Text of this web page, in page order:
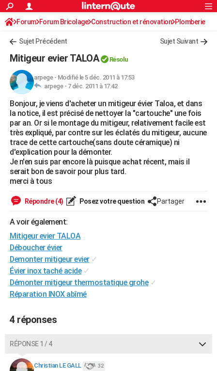
ACTUALITÉS
Politique
Société
Faits Divers
Education
Monde
Villes
+
FINANCE
Retraite
Impôts
Epargne
Immobilier
Risques naturels par ville
Banque
Assurance
Crédit
AUTO
Essais
Réserver un essai
Citadines
Berlines
SUV
Forum auto
+HIGH-TECH
Mobiles
Meilleur smartphone
Internet
Ordinateurs
Jeux vidéo
Guide high-tech
+BRICOLAGE
Forum
Aménagement intérieur
Extérieur
Cuisine
Salle de bains
Jardinage
Rangement
WEEK-END
Guides de France
Escapades
Patrimoine
Expositions
Musées
Week-end nature
LIFESTYLE
Alimentation
Guide de la santé
Maladies
Médicaments
Sommeil
Destinations
City break
Voyage nature
Voyage de noces
Forum
Climat
+
GUIDES D'ACHAT
BONS PLANS
CARTE DE VOEUX
Dictionnaire
Biographies
Citations
Expressions
Proverbes
PROGRAMME TV
COPAINS D'AVANT
S'inscrire
Se connecter
Lycées
Collèges
Primaires
Universités
Entreprises
Service militaire
Avis de recherche
AVIS DE DÉCÈS
Rechercher
S'inscrire
Connexion
Forum Forum Bricolage Construction et rénovation Plomberie
Sujet Précédent Sujet Suivant
Mitigeur evier TALOA Résolu
arpege- Modifié le 5 déc. 2011 à 17:53
arpege - 7 déc. 2011 à 17:42
Bonjour, je viens d'acheter un mitigeur évier Taloa, et dans
la notice, il est précisé de nettoyer la "cartouche" une fois
par an. Or si le montage du mitigeur, relativement facile est
très expliqué, par contre sur les éclatés du mitigeur, aucune
trace de cette cartouche(sans doute céramique) ni
d'explication pour la démonter.
Je n'en suis par encore là puisque achat récent, mais il
serait bon de savoir pour plus tard.
merci à tous
Répondre (4) Posez votre question Partager
A voir également:
Mitigeur evier TALOA
Déboucher évier
Demonter mitigeur evier ✓
Évier inox taché acide ✓
Démonter mitigeur thermostatique grohe ✓
Réparation INOX abîmé
4 réponses
RÉPONSE 1 / 4
Christian LE GALL 32